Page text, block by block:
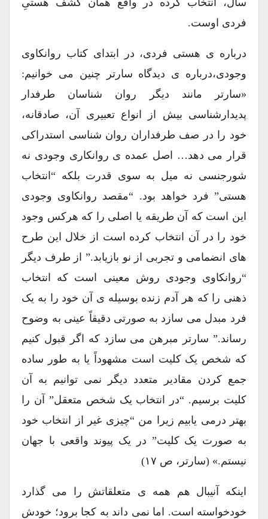
سال، انتخاب کرده در واقع همان کشف هستیِ
فردی اوست.
درباره ی هستی فردی، در ابتدای کتاب روانکاوی
وجودی،درباره ی دیدگاه سارتر چنین می خوانیم:
«سارتر مانند دیگر روان شناسان طرفدار
پدیدارشناسی بیش از انواع تعبیری آن، صادقانه،
خود را در صف طرفداران روان شناسی استدراکی
قرار می دهد… اصل عمده ی روانکاری وجودی نه
شورجنسی نه میل به سوی قدرت بلکه “انتخاب
هستی” فرد خواهد بود. “مقصد روانکاوی وجودی
این است که آن طریقه یا اصلی را که هرکس وجود
خود را در آن انتخاب کرده است از خلال این طرح
های انضمامی و تجربی از نو بازیابد.” از طرف دیگر
“روانکاوی وجودی روش معینی است که انتخاب
ذهنی را که هر آدم زنده بوسیله ی آن خود را به یک
فرد مبدل می سازد به صورتی دقیقاً عینی به وضوح
رساند.” سارتر مبرهن می سازد که اگر قبول کنیم
که شخص یک کلیت است مشهوداً یا به طور ساده
جمع کردن مقادیر متعدد دیگر نمی توانیم به آن
کلیت برسیم. “در انتخاب یک شخص متعقل” آن را
بهتر درمی یابیم زیرا من “چیزی غیر از انتخاب خود
به صورت یک کلیت” در یک پیوند واقعی با جهان
نیستم.» (سارتر، ص ۱۷)
اینکه آنیبال هم همه ی متعلقاتش را می گذارد
خودخواسته است. اما نمی داند به کجا برود؛ خودش